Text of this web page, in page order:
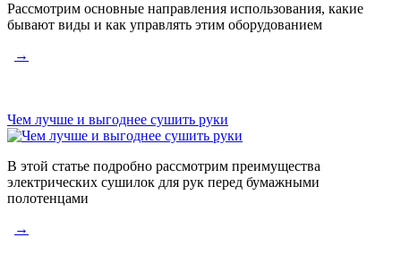
Рассмотрим основные направления использования, какие
бывают виды и как управлять этим оборудованием
→
Чем лучше и выгоднее сушить руки
В этой статье подробно рассмотрим преимущества
электрических сушилок для рук перед бумажными
полотенцами
→